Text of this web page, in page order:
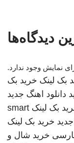
دیدگاه‌ها
نمایش وجود ندارد.
بک لینک خرید بک
دانلود اهنگ جدید
بک لینک smart
خرید بک لینک
خرید شال و